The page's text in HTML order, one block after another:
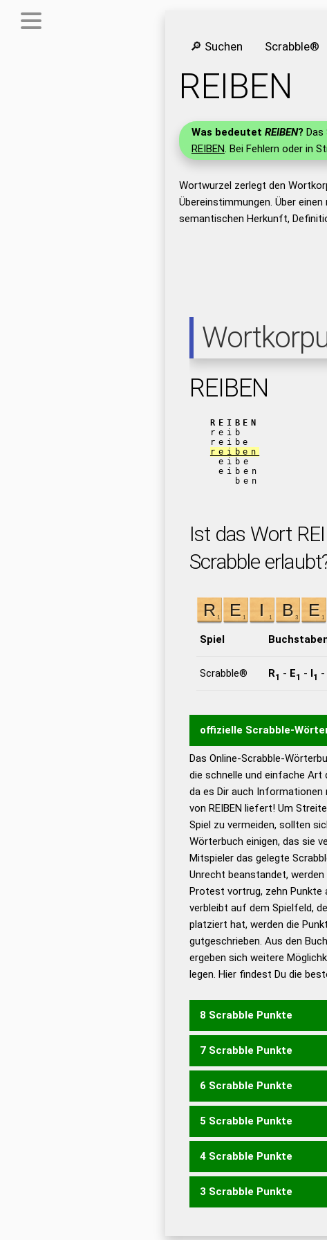
🔎 Suchen Scrabble®
REIBEN
Was bedeutet REIBEN? Das
REIBEN. Bei Fehlern oder in
Wortwurzel zerlegt den
Übereinstimmungen. Über
semantischen Herkunft,
REIBEN
REIBEN
reib
reibe
reiben
eibe
eiben
ben
Ist das Wort
Scrabble
Spiel
Scrabble® R1 - E1 - I1 -
offizielle Scrabble-
Wortwurzel liefert mit
Wortanalyse-Algorithmus
Wortbedeutung,
Gültigkeit eines Wortes für
bestimmen! zugelassene
Wörterbücher sind:
Duden
Bänden
Deutsch
Duden
Duden
Universalwörterbuch
Das Online-Scrabble-
die schnelle und einfache Art
da es Dir auch Informationen
von REIBEN liefert! Um
Spiel zu vermeiden, sollten
Wörterbuch einigen, das sie
Mitspieler das gelegte
Unrecht beanstandet, werden
Protest vortrug, zehn Punkte
verbleibt auf dem Spielfeld,
platziert hat, werden die
gutgeschrieben. Aus den
ergeben sich weitere
legen. Hier findest Du die
8 Scrabble Punkte
BEIERN BERNIE BIEREN
7 Scrabble Punkte
BEINE BIENE BIERE BIRNE
ERBIN REBEN RIEBE
6 Scrabble Punkte
BEIN BENE BERN BIEN
EBNE ERBE REBE RIEB
5 Scrabble Punkte
BEI BIN ERB EIERN EINER
4 Scrabble Punkte
EIER EINE EIRE EREN
3 Scrabble Punkte